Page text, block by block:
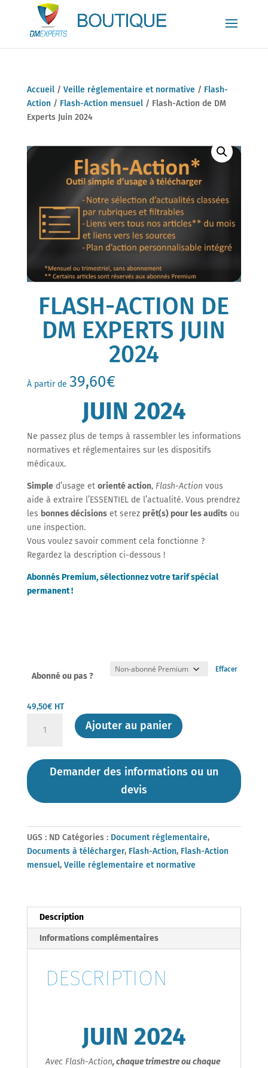
Accueil/ Veille réglementaire et normative/ Flash-
Action/ Flash-Action mensuel/ Flash-Action de DM
Experts Juin 2024
FLASH-ACTION DE
DM EXPERTS JUIN
2024
À partir de 39,60€
JUIN 2024
Ne passez plus de temps à rassembler les informations
normatives et réglementaires sur les dispositifs
médicaux.
Simpled’usage et orienté action, Flash-Action vous
aide à extraire l’ESSENTIEL de l’actualité. Vous prendrez
les bonnes décisionset serez prêt(s) pour les auditsou
une inspection.
Vous voulez savoir comment cela fonctionne ?
Regardez la description ci-dessous !
Abonnés Premium, sélectionnez votre tarif spécial
permanent !
Abonné ou pas ?
Effacer
49,50€ HT
Action
de
DM
Experts
2024
Ajouter au panier
Demander des informations ou un
devis
UGS : ND Catégories : Document réglementaire,
Documents à télécharger, Flash-Action, Flash-Action
mensuel, Veille réglementaire et normative
Description
Informations complémentaires
DESCRIPTION
JUIN 2024
Avec Flash-Action, chaque trimestre ou chaque